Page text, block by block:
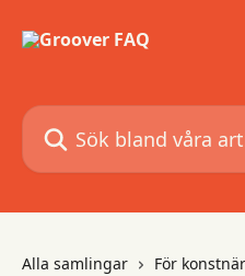
Sök bland våra artiklar …
Alla samlingar
För